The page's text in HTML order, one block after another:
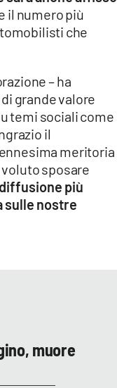
il numero più
che
– ha
grande valore
temi sociali come
il
meritoria
sposare
più
sulle nostre
muore